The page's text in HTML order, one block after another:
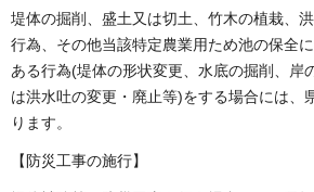
堤体の掘削、盛土又は切土、竹木の植栽、
行為、その他当該特定農業用ため池の保全
ある行為(堤体の形状変更、水底の掘削、岸
は洪水吐の変更・廃止等)をする場合には、
ります。
【防災工事の施行】